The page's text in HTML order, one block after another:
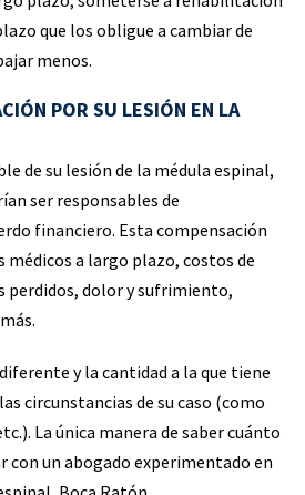
que los obligue a cambiar de
menos.
POR SU LESIÓN EN LA
de su lesión de la médula espinal,
ser responsables de
financiero. Esta compensación
médicos a largo plazo, costos de
perdidos, dolor y sufrimiento,
y la cantidad a la que tiene
circunstancias de su caso (como
La única manera de saber cuánto
con un abogado experimentado en